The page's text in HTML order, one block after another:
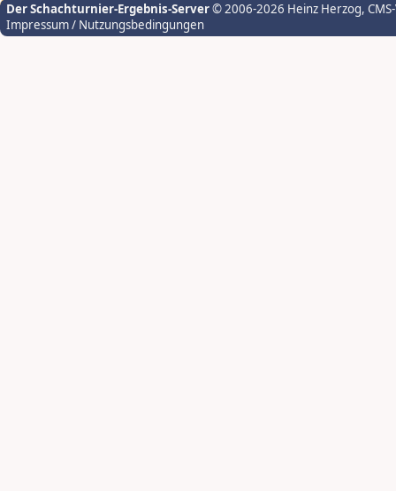
Der Schachturnier-Ergebnis-Server© 2006-2026 Heinz Herzog,
Impressum / Nutzungsbedingungen